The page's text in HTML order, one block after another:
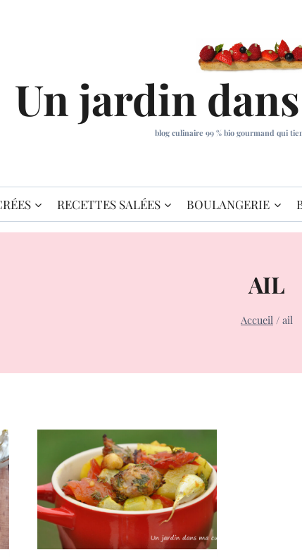
Un jardin
blog culinaire 99 % bio gourmand qui
RECETTES SALÉES BOULANGERIE
AIL
Accueil / ail